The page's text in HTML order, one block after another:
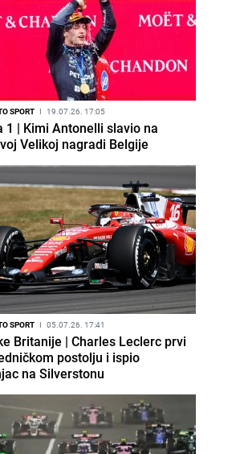
SPORT I 19.07.26. 17:05
1 | Kimi Antonelli slavio na
Velikoj nagradi Belgije
SPORT I 05.07.26. 17:41
Britanije | Charles Leclerc prvi
postolju i ispio
na Silverstonu